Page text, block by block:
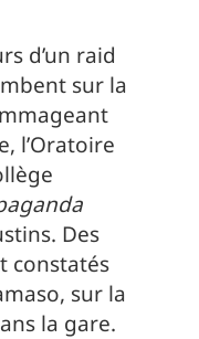
d’un raid
sur la
l’Oratoire
Des
constatés
sur la
la gare.